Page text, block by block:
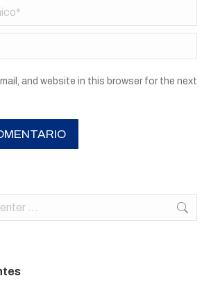
*
and website in this browser for the next